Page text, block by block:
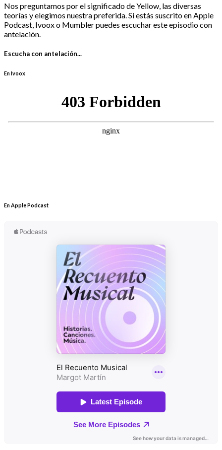
Nos preguntamos por el significado de Yellow, las diversas
teorías y elegimos nuestra preferida. Si estás suscrito en Apple
Podcast, Ivoox o Mumbler puedes escuchar este episodio con
antelación.
Escucha con antelación...
En Ivoox
En Apple Podcast